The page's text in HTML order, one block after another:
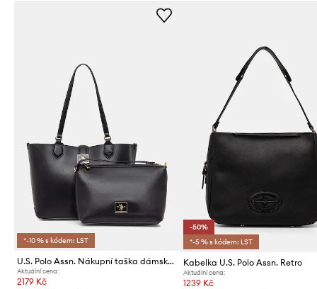
*-10 % s kódem: LST
U.S. Polo Assn. Nákupní taška dámská z imitace kůže MARGARET
Aktuální cena:
2179 Kč
-50%
*-5 % s kódem: LST
Kabelka U.S. Polo Assn. Retro
Aktuální cena:
1239 Kč